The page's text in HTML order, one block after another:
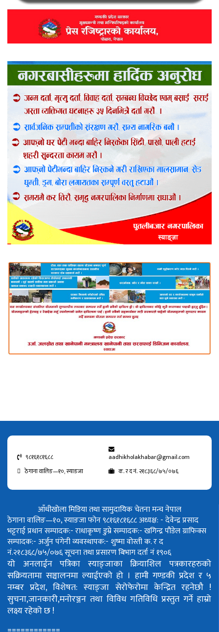
९८१६१८१६८८
aadhikholakhabar@gmail.com
ठेगाना वालिङ—१०, स्याङजा
क. र द नं. २१८३६८/७५/०७६
आँधीखोला मिडिया तथा सामुदायिक चेतना मन्च नेपाल
ठेगाना वालिङ—१०, स्याङजा फोन ९८१६१८१६८८अध्यक्ष: - देवेन्द्र प्रसाद
भट्टराईप्रधान सम्पादक:- राधाकृष्ण डुम्रेसम्पादक:- खगिन्द्र पौडेलग्राफिक्स
सम्पादक:- अर्जुन पंगेनीव्यवस्थापक:- शुष्मा वोस्तीक. र द
नं.२१८३६८/७५/०७६सूचना तथा प्रसारण बिभाग दर्ता नं १९०६
यो अनलाईन पत्रिका स्याङ्जाका क्रियाशिल पत्रकारहरुको
सक्रियतामा सञ्चालनमा ल्याईएको हो । हामी गण्डकी प्रदेश र ५
नम्बर प्रदेश, विशेषत: स्याङ्जा सेरोफेरोमा केन्द्रित रहनेछौ !
सुचना,जानकारी,मनोरञ्जन तथा विविध गतिविधि प्रस्तुत गर्ने हाम्रो
लक्ष्य रहेको छ !